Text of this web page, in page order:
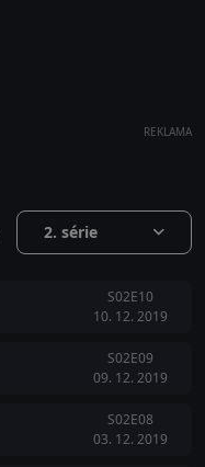
REKLAMA
2. série
S02E10
10. 12. 2019
S02E09
09. 12. 2019
S02E08
03. 12. 2019